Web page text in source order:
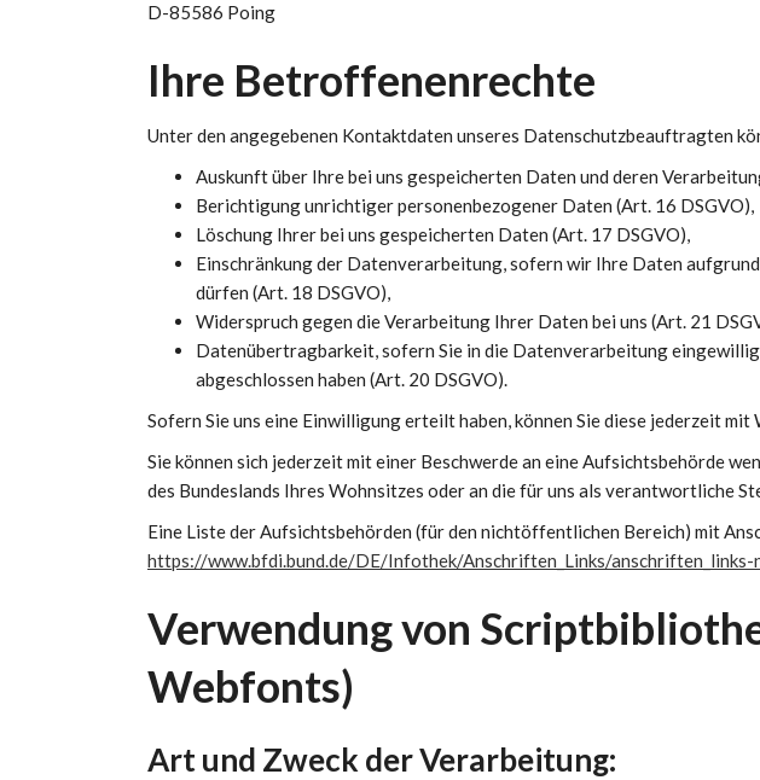
D-85586 Poing
Ihre Betroffenenrechte
Unter den angegebenen Kontaktdaten unseres Datenschutzbeauftragten
Auskunft über Ihre bei uns gespeicherten Daten und deren
Berichtigung unrichtiger personenbezogener Daten (Art. 16 DSGVO),
Löschung Ihrer bei uns gespeicherten Daten (Art. 17 DSGVO),
Einschränkung der Datenverarbeitung, sofern wir Ihre Daten
dürfen (Art. 18 DSGVO),
Widerspruch gegen die Verarbeitung Ihrer Daten bei uns (Art. 21
Datenübertragbarkeit, sofern Sie in die Datenverarbeitung
abgeschlossen haben (Art. 20 DSGVO).
Sofern Sie uns eine Einwilligung erteilt haben, können Sie diese jederzeit
Sie können sich jederzeit mit einer Beschwerde an eine Aufsichtsbehörde
des Bundeslands Ihres Wohnsitzes oder an die für uns als verantwortliche
Eine Liste der Aufsichtsbehörden (für den nichtöffentlichen Bereich) mit
https://www.bfdi.bund.de/DE/Infothek/Anschriften_Links/anschriften_links-
Verwendung von
Webfonts)
Art und Zweck der Verarbeitung: